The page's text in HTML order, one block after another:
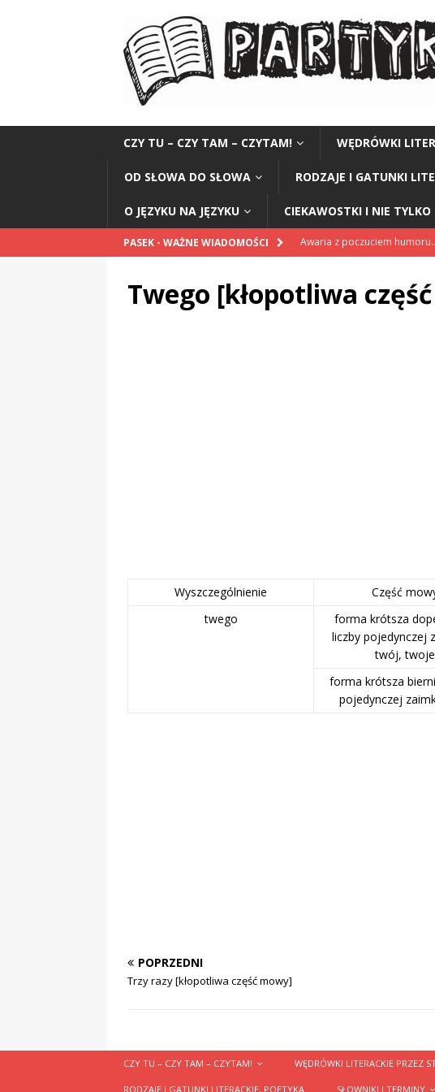
CZY TU – CZY TAM – CZYTAM! WĘDRÓWKI
OD SŁOWA DO SŁOWA RODZAJE I GATUNKI
O JĘZYKU NA JĘZYKU CIEKAWOSTKI I NIE TYLKO
PASEK - WAŻNE WIADOMOŚCI Awaria z poczuciem
Pomnik Sanitariuszki w
Twego [kłopotliwa
Wyszczególnienie Część
twego
forma krótsza
liczby pojedynczej
twój, twoje
forma krótsza
pojedynczej
POPRZEDNI
Trzy razy [kłopotliwa część mowy]
CZY TU – CZY TAM – CZYTAM! WĘDRÓWKI LITERACKIE PRZEZ
RODZAJE I GATUNKI LITERACKIE, POETYKA SŁOWNIKI I TERMINY